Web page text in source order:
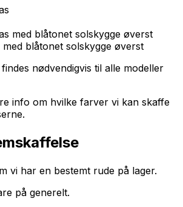
med blåtonet solskygge øverst
med blåtonet solskygge øverst
nødvendigvis til alle modeller
info om hvilke farver vi kan skaffe
vi har en bestemt rude på lager.
på generelt.